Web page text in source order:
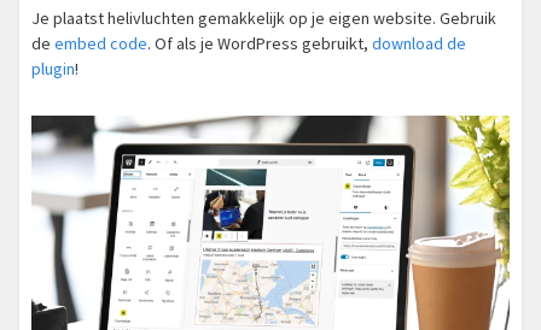
Je plaatst helivluchten gemakkelijk op je eigen website. Gebruik
de embed code. Of als je WordPress gebruikt, download de
plugin!